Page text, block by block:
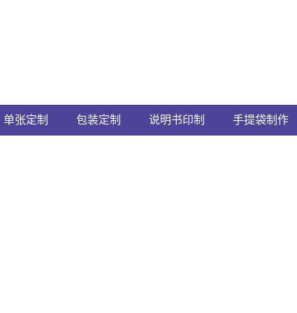
单张定制 包装定制 说明书印制 手提袋制作